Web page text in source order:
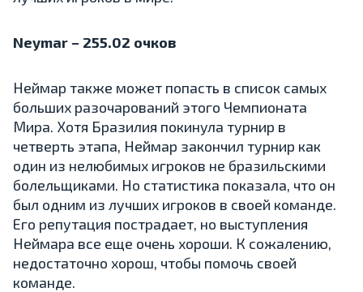
Neymar – 255.02 oчков
Неймар также может попасть в список самых
больших разочарований этого Чемпионата
Мира. Хотя Бразилия покинула турнир в
четверть этапа, Неймар закончил турнир как
один из нелюбимых игроков не бразильскими
болельщиками. Но статистика показала, что он
был одним из лучших игроков в своей команде.
Его репутация пострадает, но выступления
Неймара все еще очень хороши. К сожалению,
недостаточно хорош, чтобы помочь своей
команде.